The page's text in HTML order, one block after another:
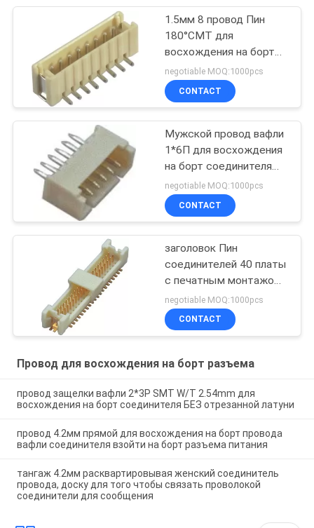
1.5мм 8 провод Пин
180°СМТ для
восхождения на борт
соединителей
монтажной платы
соединителя
negotiable MOQ:1000pcs
CONTACT
Мужской провод вафли
1*6П для восхождения
на борт соединителя
расквартировывая
1.0АМП 180°ДИП
negotiable MOQ:1000pcs
CONTACT
заголовок Пин
соединителей 40 платы
с печатным монтажом
вафли 1.25мм СМТ
negotiable MOQ:1000pcs
CONTACT
Провод для восхождения на борт разъема
провод защелки вафли 2*3P SMT W/T 2.54mm для
восхождения на борт соединителя БЕЗ отрезанной латуни
провод 4.2мм прямой для восхождения на борт провода
вафли соединителя взойти на борт разъема питания
тангаж 4.2мм расквартировывая женский соединитель
провода, доску для того чтобы связать проволокой
соединители для сообщения